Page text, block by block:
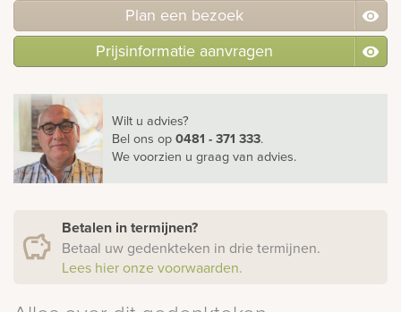
Plan een bezoek
Prijsinformatie aanvragen
Wilt u advies?
Bel ons op0481 - 371 333.
We voorzien u graag van advies.
Betalen in termijnen?
Betaal uw gedenkteken in drie termijnen.
Lees hier onze voorwaarden.